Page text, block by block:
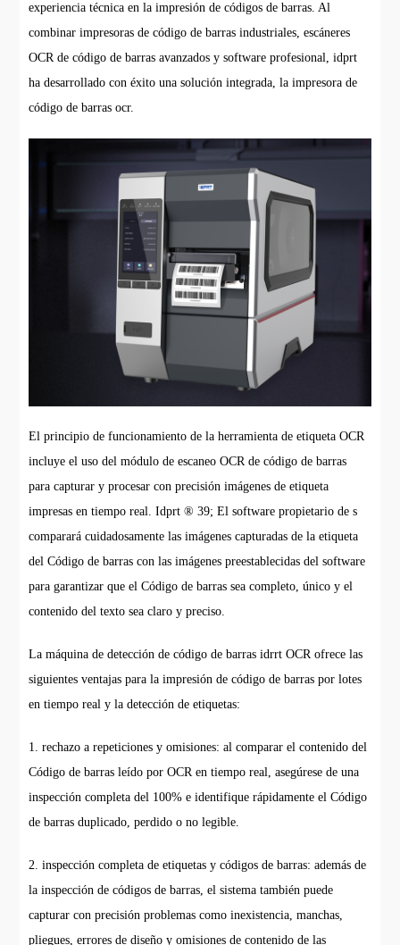
experiencia técnica en la impresión de códigos de barras. Al
combinar impresoras de código de barras industriales, escáneres
OCR de código de barras avanzados y software profesional, idprt
ha desarrollado con éxito una solución integrada, la impresora de
código de barras ocr.
El principio de funcionamiento de la herramienta de etiqueta OCR
incluye el uso del módulo de escaneo OCR de código de barras
para capturar y procesar con precisión imágenes de etiqueta
impresas en tiempo real. Idprt ® 39; El software propietario de s
comparará cuidadosamente las imágenes capturadas de la etiqueta
del Código de barras con las imágenes preestablecidas del software
para garantizar que el Código de barras sea completo, único y el
contenido del texto sea claro y preciso.
La máquina de detección de código de barras idrrt OCR ofrece las
siguientes ventajas para la impresión de código de barras por lotes
en tiempo real y la detección de etiquetas:
1. rechazo a repeticiones y omisiones: al comparar el contenido del
Código de barras leído por OCR en tiempo real, asegúrese de una
inspección completa del 100% e identifique rápidamente el Código
de barras duplicado, perdido o no legible.
2. inspección completa de etiquetas y códigos de barras: además de
la inspección de códigos de barras, el sistema también puede
capturar con precisión problemas como inexistencia, manchas,
pliegues, errores de diseño y omisiones de contenido de las